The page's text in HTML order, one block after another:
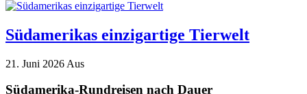
Südamerikas einzigartige Tierwelt
21. Juni 2026 Aus
Südamerika-Rundreisen nach Dauer